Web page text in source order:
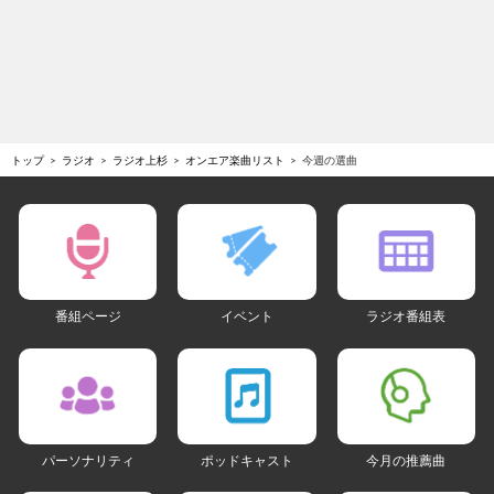
トップ ラジオ ラジオ上杉 オンエア楽曲リスト 今週の選曲
番組ページ イベント ラジオ番組表
パーソナリティ ポッドキャスト 今月の推薦曲